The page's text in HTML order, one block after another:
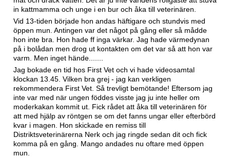
in kattmamma och unge i en bur och åka till veterinären.
Vid 13-tiden började hon andas häftigare och stundvis med
öppen mun. Antingen var det något på gång eller så mådde
hon inte bra. Hon hade ff inga värkar. Jag hade värmedynan
på i bolådan men drog ut kontakten om det var så att hon var
varm. Men inget hände.......
Jag bokade en tid hos First Vet och vi hade videosamtal
klockan 13.45. Vilken bra grej - jag kan verkligen
rekommendera First Vet. Så trevligt bemötande! Eftersom jag
inte var med när ungen föddes visste jag ju inte heller om
moderkakan kommit ut. Fick rådet att åka till veterinären för
att med hjälp av röntgen se om det fanns ungar eller efterbörd
kvar i magen. Hon skickade en remiss till
Distriktsveterinärerna Nerk och jag ringde sedan dit och fick
komma på en gång. Mango andades nu oftare med öppen
mun.